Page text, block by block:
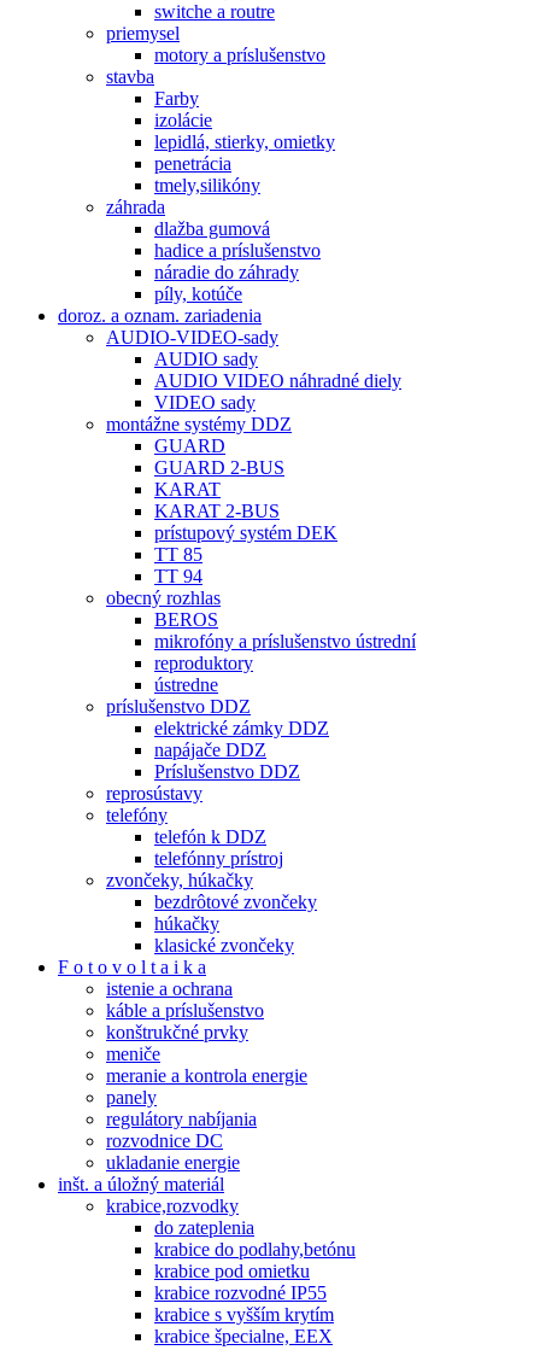
switche a routre
priemysel
motory a príslušenstvo
stavba
Farby
izolácie
lepidlá, stierky, omietky
penetrácia
tmely,silikóny
záhrada
dlažba gumová
hadice a príslušenstvo
náradie do záhrady
píly, kotúče
doroz. a oznam. zariadenia
AUDIO-VIDEO-sady
AUDIO sady
AUDIO VIDEO náhradné diely
VIDEO sady
montážne systémy DDZ
GUARD
GUARD 2-BUS
KARAT
KARAT 2-BUS
prístupový systém DEK
TT 85
TT 94
obecný rozhlas
BEROS
mikrofóny a príslušenstvo ústrední
reproduktory
ústredne
príslušenstvo DDZ
elektrické zámky DDZ
napájače DDZ
Príslušenstvo DDZ
reprosústavy
telefóny
telefón k DDZ
telefónny prístroj
zvončeky, húkačky
bezdrôtové zvončeky
húkačky
klasické zvončeky
F o t o v o l t a i k a
istenie a ochrana
káble a príslušenstvo
konštrukčné prvky
meniče
meranie a kontrola energie
panely
regulátory nabíjania
rozvodnice DC
ukladanie energie
inšt. a úložný materiál
krabice,rozvodky
do zateplenia
krabice do podlahy,betónu
krabice pod omietku
krabice rozvodné IP55
krabice s vyšším krytím
krabice špecialne, EEX